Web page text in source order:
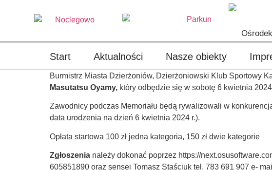
Start Aktualności Nasze obiekty
Burmistrz Miasta Dzierżoniów, Dzierżoniowski Klub Sportowy
Masutatsu Oyamy, który odbędzie się w sobotę 6 kwietnia
Zawodnicy podczas Memoriału będą rywalizowali w
data urodzenia na dzień 6 kwietnia 2024 r.).
Opłata startowa 100 zł jedna kategoria, 150 zł dwie kategorie
Zgłoszenia należy dokonać poprzez https://
605851890 oraz sensei Tomasz Staściuk tel. 783 691 907 e-